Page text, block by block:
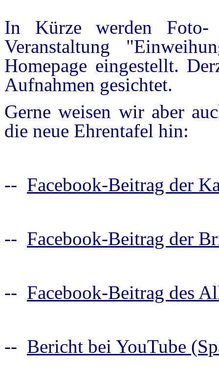
In Kürze werden Foto-
Veranstaltung
Homepage eingestellt.
Aufnahmen gesichtet.
Gerne weisen wir aber
die neue Ehrentafel hin:
-- Facebook-Beitrag der
-- Facebook-Beitrag der
-- Facebook-Beitrag des
-- Bericht bei YouTube